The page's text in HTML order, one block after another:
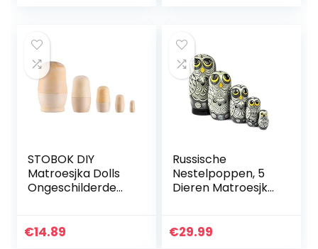
STOBOK DIY
Matroesjka Dolls
Ongeschilderde
voor Crafting 5
€14.89
Russische
Nestelpoppen, 5
Dieren Matroesjka
Geschenk
€29.99